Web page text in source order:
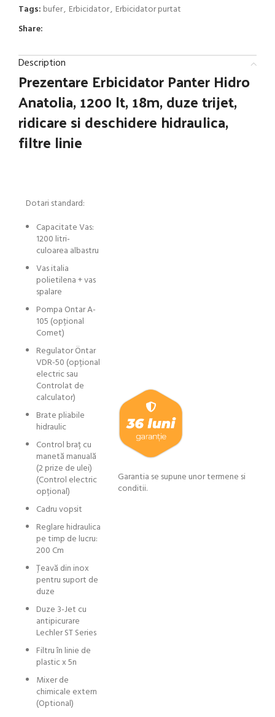
Tags: bufer, Erbicidator, Erbicidator purtat
Share:
Description
Prezentare Erbicidator Panter Hidro
Anatolia, 1200 lt, 18m, duze trijet,
ridicare si deschidere hidraulica,
filtre linie
Dotari standard:
Capacitate Vas:
1200 litri-
culoarea albastru
Vas italia
polietilena + vas
spalare
Pompa Ontar A-
105 (opțional
Comet)
Regulator Öntar
VDR-50 (opțional
electric sau
Controlat de
calculator)
Brate pliabile
hidraulic
Control braț cu
manetă manuală
(2 prize de ulei)
(Control electric
opțional)
Cadru vopsit
Reglare hidraulica
pe timp de lucru:
200 Cm
Țeavă din inox
pentru suport de
duze
Duze 3-Jet cu
antipicurare
Lechler ST Series
Filtru în linie de
plastic x 5n
Mixer de
chimicale extern
(Optional)
Garantia se supune unor termene si
conditii.